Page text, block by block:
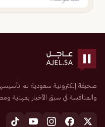
والمنافسة في سبق الأخبار بمهنية